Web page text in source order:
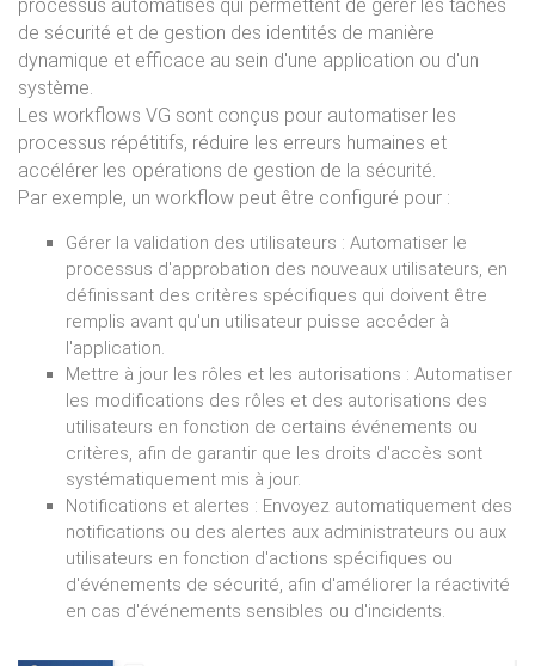
processus automatisés qui permettent de gérer les tâches
de sécurité et de gestion des identités de manière
dynamique et efficace au sein d'une application ou d'un
système.
Les workflows VG sont conçus pour automatiser les
processus répétitifs, réduire les erreurs humaines et
accélérer les opérations de gestion de la sécurité.
Par exemple, un workflow peut être configuré pour :
Gérer la validation des utilisateurs : Automatiser le
processus d'approbation des nouveaux utilisateurs, en
définissant des critères spécifiques qui doivent être
remplis avant qu'un utilisateur puisse accéder à
l'application.
Mettre à jour les rôles et les autorisations : Automatiser
les modifications des rôles et des autorisations des
utilisateurs en fonction de certains événements ou
critères, afin de garantir que les droits d'accès sont
systématiquement mis à jour.
Notifications et alertes : Envoyez automatiquement des
notifications ou des alertes aux administrateurs ou aux
utilisateurs en fonction d'actions spécifiques ou
d'événements de sécurité, afin d'améliorer la réactivité
en cas d'événements sensibles ou d'incidents.